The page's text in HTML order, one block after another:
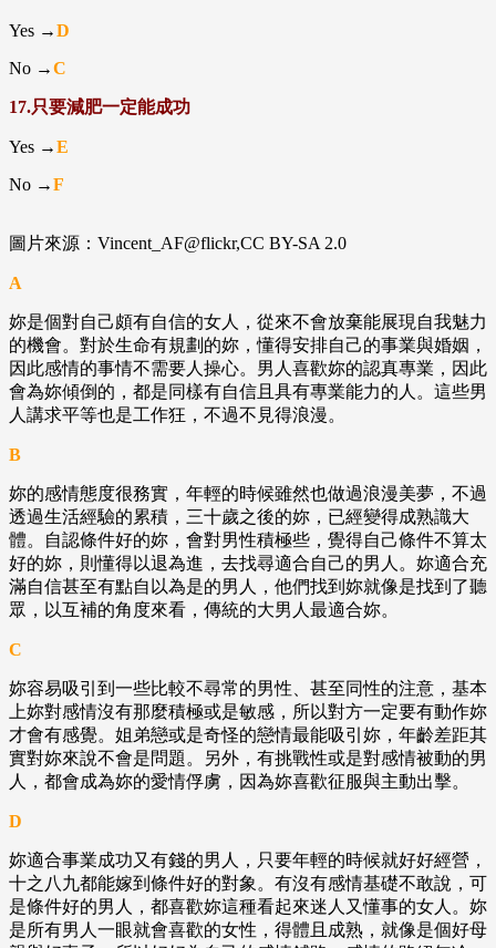
Yes →D
No →C
17.只要減肥一定能成功
Yes →E
No →F
圖片來源：Vincent_AF@flickr,CC BY-SA 2.0
A
妳是個對自己頗有自信的女人，從來不會放棄能展現自我魅力
的機會。對於生命有規劃的妳，懂得安排自己的事業與婚姻，
因此感情的事情不需要人操心。男人喜歡妳的認真專業，因此
會為妳傾倒的，都是同樣有自信且具有專業能力的人。這些男
人講求平等也是工作狂，不過不見得浪漫。
B
妳的感情態度很務實，年輕的時候雖然也做過浪漫美夢，不過
透過生活經驗的累積，三十歲之後的妳，已經變得成熟識大
體。自認條件好的妳，會對男性積極些，覺得自己條件不算太
好的妳，則懂得以退為進，去找尋適合自己的男人。妳適合充
滿自信甚至有點自以為是的男人，他們找到妳就像是找到了聽
眾，以互補的角度來看，傳統的大男人最適合妳。
C
妳容易吸引到一些比較不尋常的男性、甚至同性的注意，基本
上妳對感情沒有那麼積極或是敏感，所以對方一定要有動作妳
才會有感覺。姐弟戀或是奇怪的戀情最能吸引妳，年齡差距其
實對妳來說不會是問題。另外，有挑戰性或是對感情被動的男
人，都會成為妳的愛情俘虜，因為妳喜歡征服與主動出擊。
D
妳適合事業成功又有錢的男人，只要年輕的時候就好好經營，
十之八九都能嫁到條件好的對象。有沒有感情基礎不敢說，可
是條件好的男人，都喜歡妳這種看起來迷人又懂事的女人。妳
是所有男人一眼就會喜歡的女性，得體且成熟，就像是個好母